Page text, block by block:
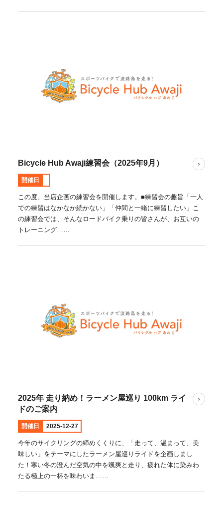
Bicycle Hub Awaji練習会（2025年9月）
開催日
この度、当店企画の練習会を開催します。■練習会の趣旨「一人
での練習はなかなか続かない」「仲間と一緒に練習したい」こ
の練習会では、そんなロードバイク乗りの皆さんが、お互いの
トレーニング……
2025年 走り納め！ラーメン屋巡り 100km ライ
ドのご案内
開催日 2025-12-27
今年のサイクリングの締めくくりに、「走って、温まって、美
味しい」をテーマにしたラーメン屋巡りライドを企画しまし
た！寒い冬の澄んだ空気の中を颯爽と走り、疲れた体に染みわ
たる極上の一杯を味わいま……